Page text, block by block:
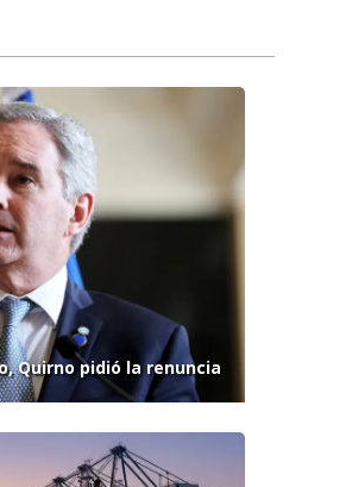
Quirno pidió la renuncia